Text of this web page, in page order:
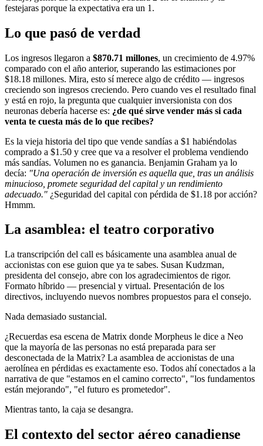
festejaras porque la expectativa era un 1.
Lo que pasó de verdad
Los ingresos llegaron a $870.71 millones, un crecimiento de 4.97%
comparado con el año anterior, superando las estimaciones por
$18.18 millones. Mira, esto sí merece algo de crédito — ingresos
creciendo son ingresos creciendo. Pero cuando ves el resultado final
y está en rojo, la pregunta que cualquier inversionista con dos
neuronas debería hacerse es: ¿de qué sirve vender más si cada
venta te cuesta más de lo que recibes?
Es la vieja historia del tipo que vende sandías a $1 habiéndolas
comprado a $1.50 y cree que va a resolver el problema vendiendo
más sandías. Volumen no es ganancia. Benjamin Graham ya lo
decía: "Una operación de inversión es aquella que, tras un análisis
minucioso, promete seguridad del capital y un rendimiento
adecuado." ¿Seguridad del capital con pérdida de $1.18 por acción?
Hmmm.
La asamblea: el teatro corporativo
La transcripción del call es básicamente una asamblea anual de
accionistas con ese guion que ya te sabes. Susan Kudzman,
presidenta del consejo, abre con los agradecimientos de rigor.
Formato híbrido — presencial y virtual. Presentación de los
directivos, incluyendo nuevos nombres propuestos para el consejo.
Nada demasiado sustancial.
¿Recuerdas esa escena de Matrix donde Morpheus le dice a Neo
que la mayoría de las personas no está preparada para ser
desconectada de la Matrix? La asamblea de accionistas de una
aerolínea en pérdidas es exactamente eso. Todos ahí conectados a la
narrativa de que "estamos en el camino correcto", "los fundamentos
están mejorando", "el futuro es prometedor".
Mientras tanto, la caja se desangra.
El contexto del sector aéreo canadiense